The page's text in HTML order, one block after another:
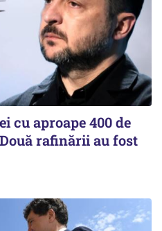
cu aproape 400 de
rafinării au fost